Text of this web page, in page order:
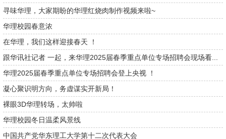
寻味华理，大家期盼的华理红烧肉制作视频来啦~
华理校园春意浓
在华理，我们这样迎接春天 ！
跟华讯社记者 一起，来华理2025届春季重点单位专场招聘会现场看...
华理2025届春季重点单位专场招聘会登上央视 ！
凝心聚识明方向，务虚谋实开新局！
裸眼3D华理转场，太帅啦
华理校园冬日温柔风景线
中国共产党华东理工大学第十二次代表大会